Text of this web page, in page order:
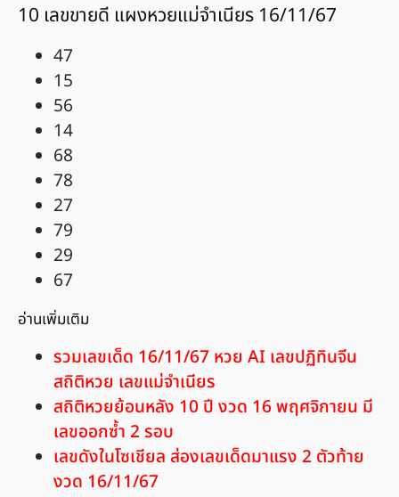
10 เลขขายดี แผงหวยแม่จำเนียร 16/11/67
47
15
56
14
68
78
27
79
29
67
อ่านเพิ่มเติม
รวมเลขเด็ด 16/11/67 หวย AI เลขปฏิทินจีน
สถิติหวย เลขแม่จำเนียร
สถิติหวยย้อนหลัง 10 ปี งวด 16 พฤศจิกายน มี
เลขออกซ้ำ 2 รอบ
เลขดังในโซเชียล ส่องเลขเด็ดมาแรง 2 ตัวท้าย
งวด 16/11/67